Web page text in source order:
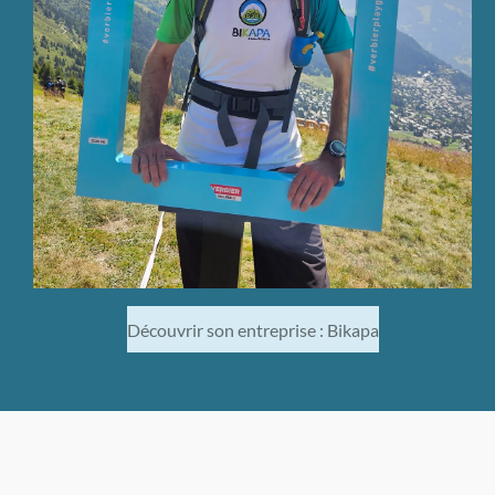
Découvrir son entreprise : Bikapa